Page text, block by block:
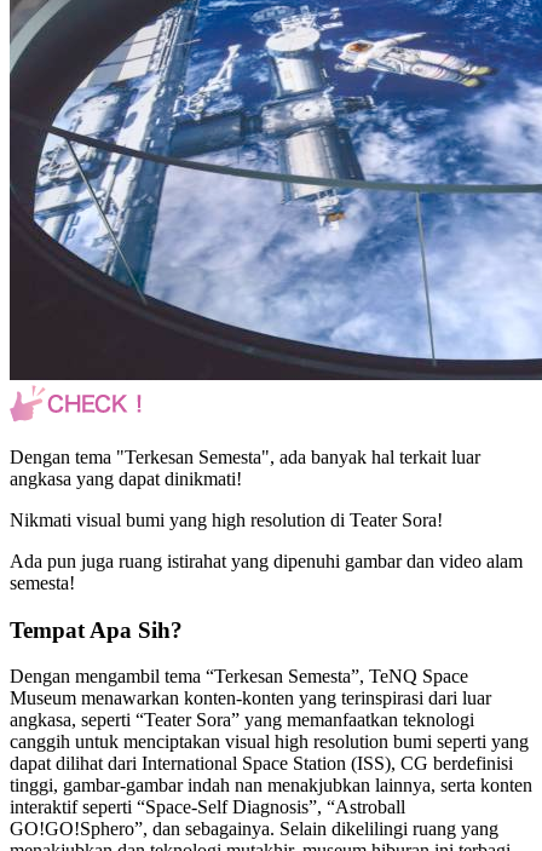
Dengan tema "Terkesan Semesta", ada banyak hal terkait luar
angkasa yang dapat dinikmati!
Nikmati visual bumi yang high resolution di Teater Sora!
Ada pun juga ruang istirahat yang dipenuhi gambar dan video alam
semesta!
Tempat Apa Sih?
Dengan mengambil tema “Terkesan Semesta”, TeNQ Space
Museum menawarkan konten-konten yang terinspirasi dari luar
angkasa, seperti “Teater Sora” yang memanfaatkan teknologi
canggih untuk menciptakan visual high resolution bumi seperti yang
dapat dilihat dari International Space Station (ISS), CG berdefinisi
tinggi, gambar-gambar indah nan menakjubkan lainnya, serta konten
interaktif seperti “Space-Self Diagnosis”, “Astroball
GO!GO!Sphero”, dan sebagainya. Selain dikelilingi ruang yang